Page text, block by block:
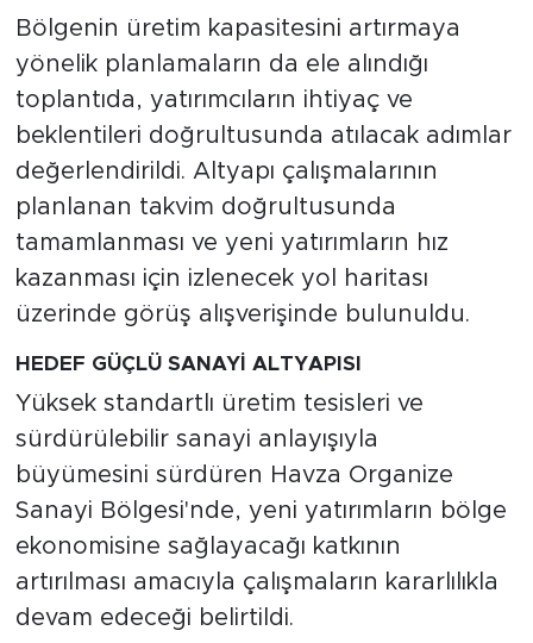
Bölgenin üretim kapasitesini artırmaya
yönelik planlamaların da ele alındığı
toplantıda, yatırımcıların ihtiyaç ve
beklentileri doğrultusunda atılacak adımlar
değerlendirildi. Altyapı çalışmalarının
planlanan takvim doğrultusunda
tamamlanması ve yeni yatırımların hız
kazanması için izlenecek yol haritası
üzerinde görüş alışverişinde bulunuldu.
HEDEF GÜÇLÜ SANAYİ ALTYAPISI
Yüksek standartlı üretim tesisleri ve
sürdürülebilir sanayi anlayışıyla
büyümesini sürdüren Havza Organize
Sanayi Bölgesi'nde, yeni yatırımların bölge
ekonomisine sağlayacağı katkının
artırılması amacıyla çalışmaların kararlılıkla
devam edeceği belirtildi.